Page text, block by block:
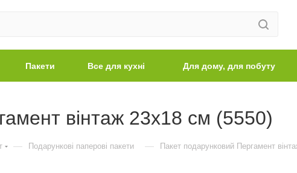
Пакети Все для кухні Для дому, для побуту
вінтаж 23х18 см (5550)
— Подарункові паперові пакети — Пакет подарунковий Пергамент